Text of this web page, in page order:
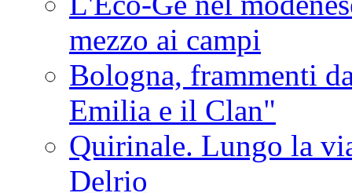
mezzo ai campi
Bologna, frammenti
Emilia e il Clan"
Quirinale. Lungo la
Delrio